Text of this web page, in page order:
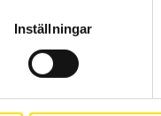
Inställningar